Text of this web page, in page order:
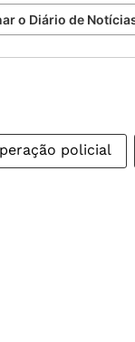
o Diário de
policial